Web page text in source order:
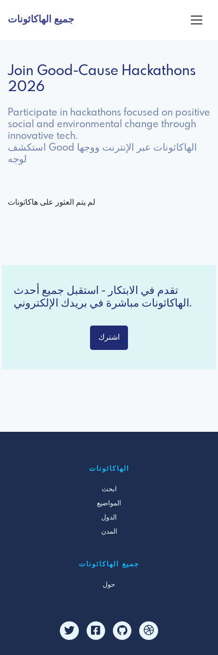
جميع الهاكاثونات
Join Good-Cause Hackathons
2026
Participate in hackathons focused on positive
social and environmental change through
innovative tech.
استكشف Good الهاكاثونات عبر الإنترنت ووجها
لوجه
لم يتم العثور على هاكاثونات
تقدم في الابتكار - استقبل جميع أحدث
الهاكاثونات مباشرة في بريدك الإلكتروني.
اشترك
الهاكاثونات
ابحث
المواضيع
الدول
المدن
جميع الهاكاثونات
حول